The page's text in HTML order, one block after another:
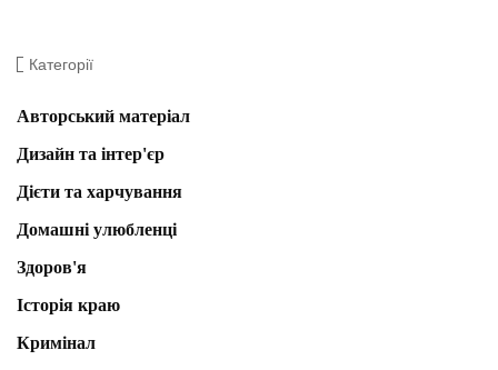
Категорії
Авторський матеріал
Дизайн та інтер'єр
Дієти та харчування
Домашні улюбленці
Здоров'я
Історія краю
Кримінал